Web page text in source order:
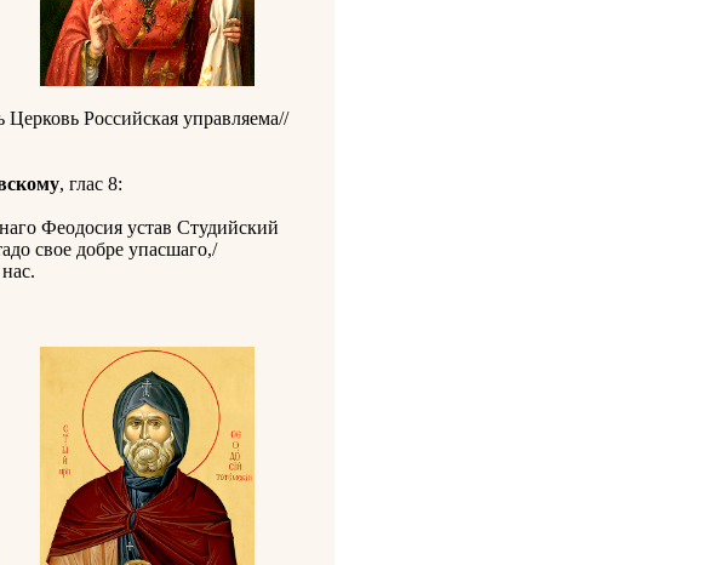
Российская управляема//
, глас 8:
Феодосия устав Студийский
свое добре упасшаго,/